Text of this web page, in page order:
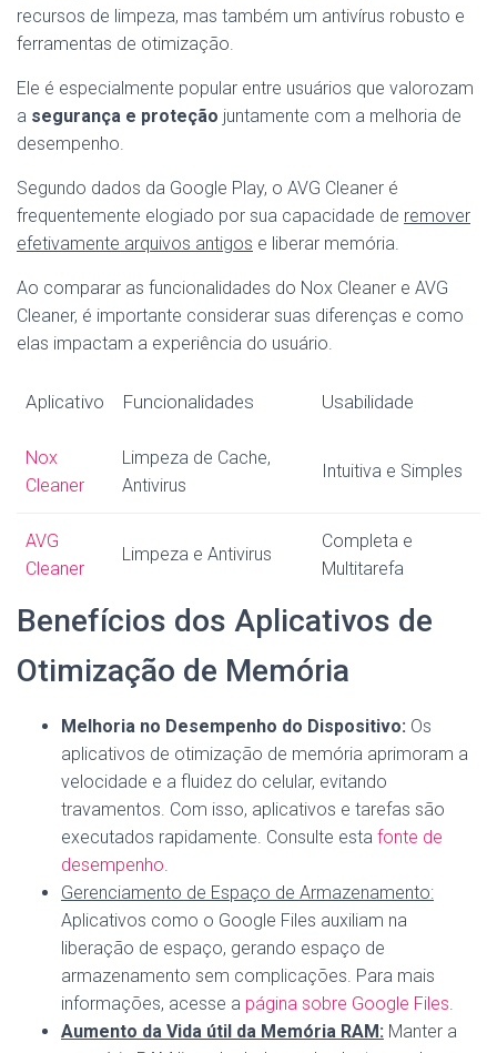
recursos de limpeza, mas também um antivírus robusto e
ferramentas de otimização.
Ele é especialmente popular entre usuários que valorozam
a segurança e proteção juntamente com a melhoria de
desempenho.
Segundo dados da Google Play, o AVG Cleaner é
frequentemente elogiado por sua capacidade de remover
efetivamente arquivos antigos e liberar memória.
Ao comparar as funcionalidades do Nox Cleaner e AVG
Cleaner, é importante considerar suas diferenças e como
elas impactam a experiência do usuário.
Aplicativo Funcionalidades Usabilidade
Nox
Cleaner
Limpeza de Cache,
Antivirus
Intuitiva e Simples
AVG
Cleaner
Limpeza e Antivirus
Completa e
Multitarefa
Benefícios dos Aplicativos de
Otimização de Memória
Melhoria no Desempenho do Dispositivo: Os
aplicativos de otimização de memória aprimoram a
velocidade e a fluidez do celular, evitando
travamentos. Com isso, aplicativos e tarefas são
executados rapidamente. Consulte esta fonte de
desempenho.
Gerenciamento de Espaço de Armazenamento:
Aplicativos como o Google Files auxiliam na
liberação de espaço, gerando espaço de
armazenamento sem complicações. Para mais
informações, acesse a página sobre Google Files.
Aumento da Vida útil da Memória RAM: Manter a